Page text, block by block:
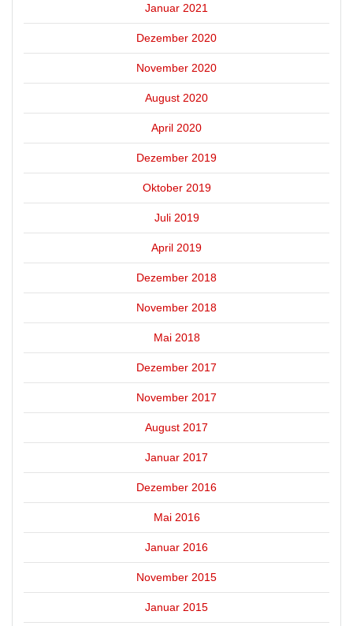
Januar 2021
Dezember 2020
November 2020
August 2020
April 2020
Dezember 2019
Oktober 2019
Juli 2019
April 2019
Dezember 2018
November 2018
Mai 2018
Dezember 2017
November 2017
August 2017
Januar 2017
Dezember 2016
Mai 2016
Januar 2016
November 2015
Januar 2015